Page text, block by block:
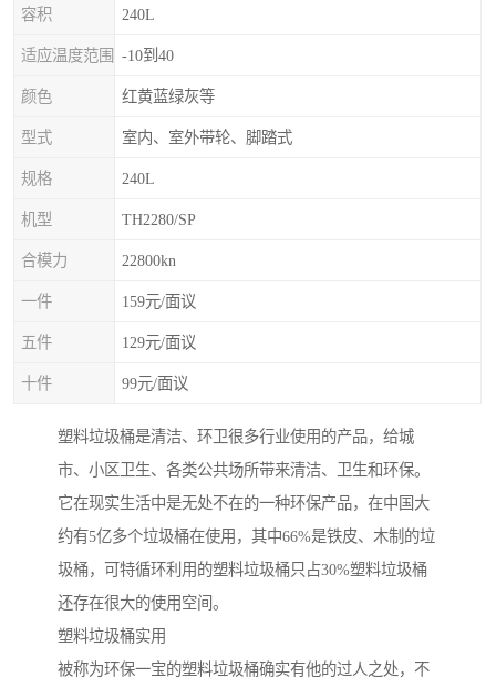
容积 240L
适应温度范围 -10到40
颜色 红黄蓝绿灰等
型式 室内、室外带轮、脚踏式
规格 240L
机型 TH2280/SP
合模力 22800kn
一件 159元/面议
五件 129元/面议
十件 99元/面议
塑料垃圾桶是清洁、环卫很多行业使用的产品，给城
市、小区卫生、各类公共场所带来清洁、卫生和环保。
它在现实生活中是无处不在的一种环保产品，在中国大
约有5亿多个垃圾桶在使用，其中66%是铁皮、木制的垃
圾桶，可特循环利用的塑料垃圾桶只占30%塑料垃圾桶
还存在很大的使用空间。
塑料垃圾桶实用
被称为环保一宝的塑料垃圾桶确实有他的过人之处，不